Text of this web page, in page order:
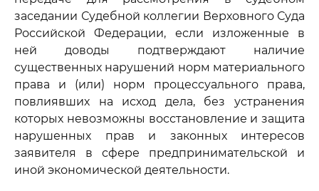
заседании Судебной коллегии Верховного Суда
Российской Федерации, если изложенные в
ней доводы подтверждают наличие
существенных нарушений норм материального
права и (или) норм процессуального права,
повлиявших на исход дела, без устранения
которых невозможны восстановление и защита
нарушенных прав и законных интересов
заявителя в сфере предпринимательской и
иной экономической деятельности.